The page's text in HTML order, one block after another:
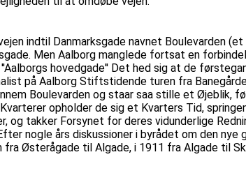
indtil Danmarksgade navnet Boulevarden
Men Aalborg manglede fortsat en
hovedgade'' Det hed sig at de
på Aalborg Stiftstidende turen fra
Boulevarden og staar saa stille et Øjeblik,
opholder de sig et Kvarters Tid,
og takker Forsynet for deres vidunderlige
nogle års diskussioner i byrådet om den
Østerågade til Algade, i 1911 fra Algade til